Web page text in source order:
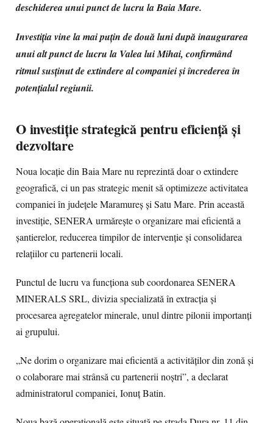
deschiderea unui punct de lucru la Baia Mare.
Investiția vine la mai puțin de două luni după inaugurarea
unui alt punct de lucru la Valea lui Mihai, confirmând
ritmul susținut de extindere al companiei și încrederea în
potențialul regiunii.
O investiție strategică pentru eficiență și
dezvoltare
Noua locație din Baia Mare nu reprezintă doar o extindere
geografică, ci un pas strategic menit să optimizeze activitatea
companiei în județele Maramureș și Satu Mare. Prin această
investiție, SENERA urmărește o organizare mai eficientă a
șantierelor, reducerea timpilor de intervenție și consolidarea
relațiilor cu partenerii locali.
Punctul de lucru va funcționa sub coordonarea SENERA
MINERALS SRL, divizia specializată în extracția și
procesarea agregatelor minerale, unul dintre pilonii importanți
ai grupului.
„Ne dorim o organizare mai eficientă a activităților din zonă și
o colaborare mai strânsă cu partenerii noștri”, a declarat
administratorul companiei, Ionuț Batin.